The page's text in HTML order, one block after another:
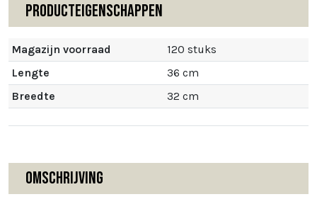
Producteigenschappen
Magazijn voorraad
120 stuks
Lengte
36 cm
Breedte
32 cm
Omschrijving